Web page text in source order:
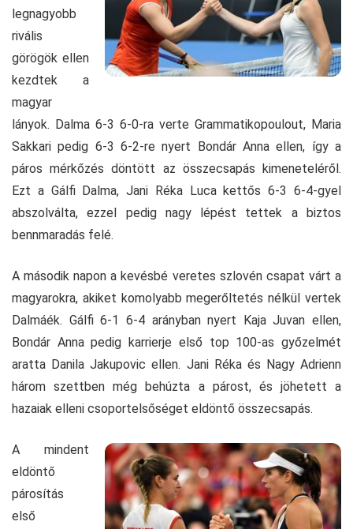
legnagyobb
rivális
görögök ellen
kezdtek a
magyar
lányok. Dalma 6-3 6-0-ra verte Grammatikopoulout, Maria
Sakkari pedig 6-3 6-2-re nyert Bondár Anna ellen, így a
páros mérkőzés döntött az összecsapás kimeneteléről.
Ezt a Gálfi Dalma, Jani Réka Luca kettős 6-3 6-4-gyel
abszolválta, ezzel pedig nagy lépést tettek a biztos
bennmaradás felé.
A második napon a kevésbé veretes szlovén csapat várt a
magyarokra, akiket komolyabb megerőltetés nélkül vertek
Dalmáék. Gálfi 6-1 6-4 arányban nyert Kaja Juvan ellen,
Bondár Anna pedig karrierje első top 100-as győzelmét
aratta Danila Jakupovic ellen. Jani Réka és Nagy Adrienn
három szettben még behúzta a párost, és jöhetett a
hazaiak elleni csoportelsőséget eldöntő összecsapás.
A mindent
eldöntő
párosítás
első